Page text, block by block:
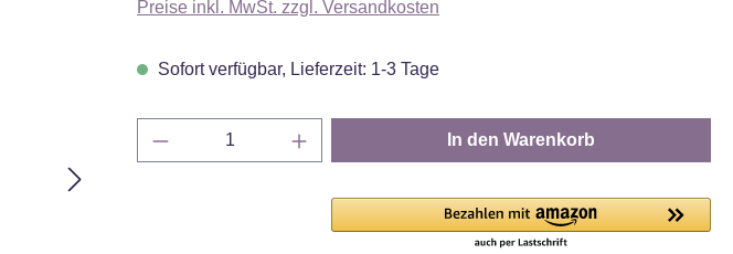
Preise inkl. MwSt. zzgl. Versandkosten
Sofort verfügbar, Lieferzeit: 1-3 Tage
Produkt Anzahl: Gib den gewünschten Wert ein
In den Warenkorb